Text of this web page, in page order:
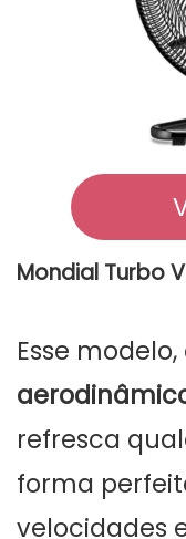
Mondial Turbo
Esse
refresca
forma
velocidades